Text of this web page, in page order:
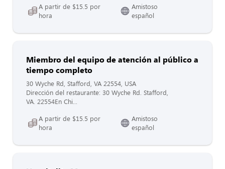
A partir de $15.5 por
hora
Amistoso
español
Miembro del equipo de atención al público a
tiempo completo
30 Wyche Rd, Stafford, VA 22554, USA
Dirección del restaurante: 30 Wyche Rd. Stafford,
VA. 22554En Chi...
A partir de $15.5 por
hora
Amistoso
español